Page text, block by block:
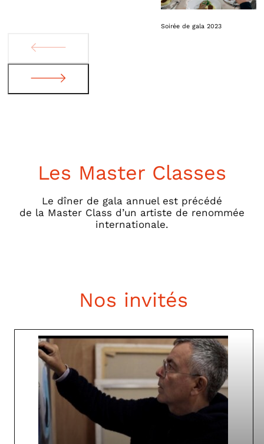
Soirée de gala 2023
Les Master Classes
Le dîner de gala annuel est précédé
de la Master Class d’un artiste de renommée
internationale.
Nos invités